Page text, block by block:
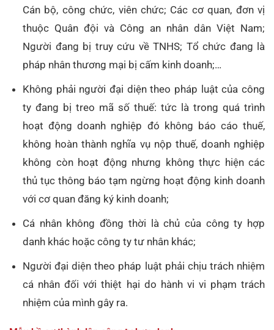
Cán bộ, công chức, viên chức; Các cơ quan, đơn vị
thuộc Quân đội và Công an nhân dân Việt Nam;
Người đang bị truy cứu về TNHS; Tổ chức đang là
pháp nhân thương mại bị cấm kinh doanh;…
Không phải người đại diện theo pháp luật của công
ty đang bị treo mã số thuế: tức là trong quá trình
hoạt động doanh nghiệp đó không báo cáo thuế,
không hoàn thành nghĩa vụ nộp thuế, doanh nghiệp
không còn hoạt động nhưng không thực hiện các
thủ tục thông báo tạm ngừng hoạt động kinh doanh
với cơ quan đăng ký kinh doanh;
Cá nhân không đồng thời là chủ của công ty hợp
danh khác hoặc công ty tư nhân khác;
Người đại diện theo pháp luật phải chịu trách nhiệm
cá nhân đối với thiệt hại do hành vi vi phạm trách
nhiệm của mình gây ra.